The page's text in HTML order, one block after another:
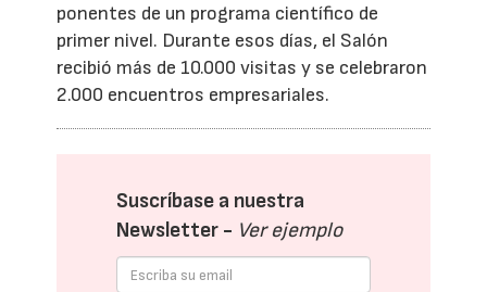
ponentes de un programa científico de
primer nivel. Durante esos días, el Salón
recibió más de 10.000 visitas y se celebraron
2.000 encuentros empresariales.
Suscríbase a nuestra
Newsletter - Ver ejemplo